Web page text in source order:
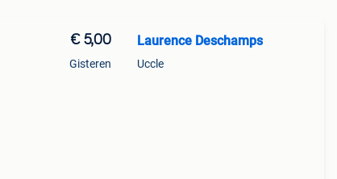
€ 5,00
Gisteren
Laurence Deschamps
Uccle